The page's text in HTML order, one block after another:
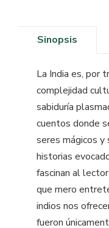
Sinopsis
La India es, por
complejidad
sabiduría
cuentos donde
seres mágicos y
historias
fascinan al
que mero
indios nos
fueron